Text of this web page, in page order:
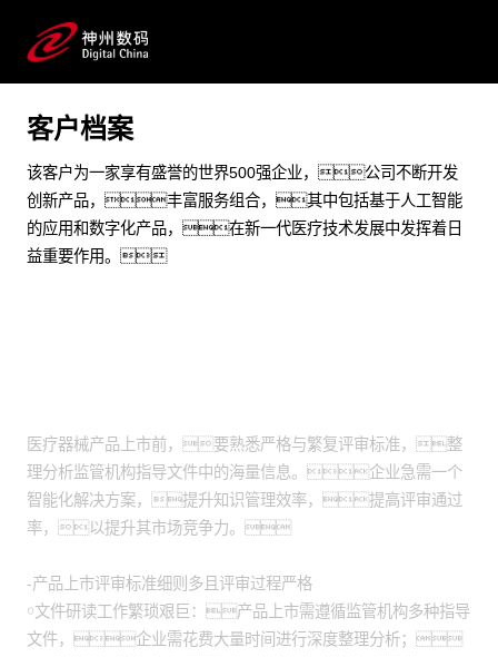
游艇会yth问学通过自研RAID平台助力世界500强医疗器
械企业大幅提升评审效率与通过率，加速创新产品上
客户档案
该客户为一家享有盛誉的世界500强企业，公司不断开发
创新产品，丰富服务组合，其中包括基于人工智能
的应用和数字化产品，在新一代医疗技术发展中发挥着日
益重要作用。
医疗器械产品上市前，要熟悉严格与繁复评审标准，整
理分析监管机构指导文件中的海量信息。企业急需一个
智能化解决方案，提升知识管理效率，提高评审通过
率，以提升其市场竞争力。
-产品上市评审标准细则多且评审过程严格
￮文件研读工作繁琐艰巨：产品上市需遵循监管机构多种指导
文件，企业需花费大量时间进行深度整理分析；